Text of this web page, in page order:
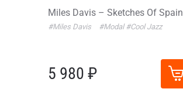
Miles Davis – Sketches Of Spain
#Miles Davis #Modal #Cool Jazz
5 980 ₽